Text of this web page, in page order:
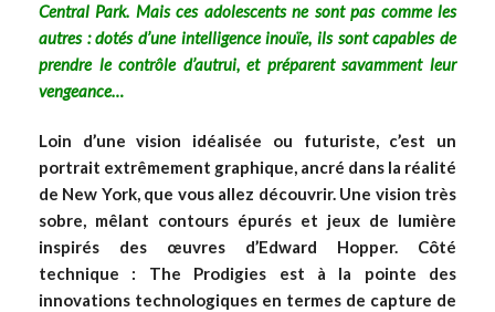
Central Park. Mais ces adolescents ne sont pas comme les
autres : dotés d’une intelligence inouïe, ils sont capables de
prendre le contrôle d’autrui, et préparent savamment leur
vengeance…
Loin d’une vision idéalisée ou futuriste, c’est un
portrait extrêmement graphique, ancré dans la réalité
de New York, que vous allez découvrir. Une vision très
sobre, mêlant contours épurés et jeux de lumière
inspirés des œuvres d’Edward Hopper. Côté
technique : The Prodigies est à la pointe des
innovations technologiques en termes de capture de